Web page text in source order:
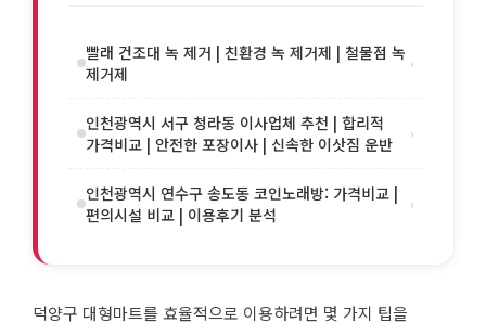
빨래 건조대 녹 제거 | 친환경 녹 제거제 | 철물점 녹
제거제
›
인천광역시 서구 청라동 이사업체 추천 | 합리적
가격비교 | 안전한 포장이사 | 신속한 이삿짐 운반
›
인천광역시 연수구 송도동 코인노래방: 가격비교 |
편의시설 비교 | 이용후기 분석
›
덕양구 대형마트를 효율적으로 이용하려면 몇 가지 팁을